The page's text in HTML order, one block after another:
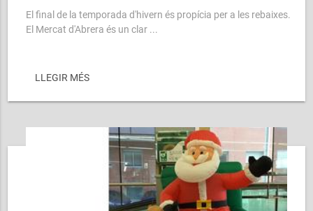
El final de la temporada d'hivern és propícia per a les rebaixes.
El Mercat d'Abrera és un clar ...
LLEGIR MÉS